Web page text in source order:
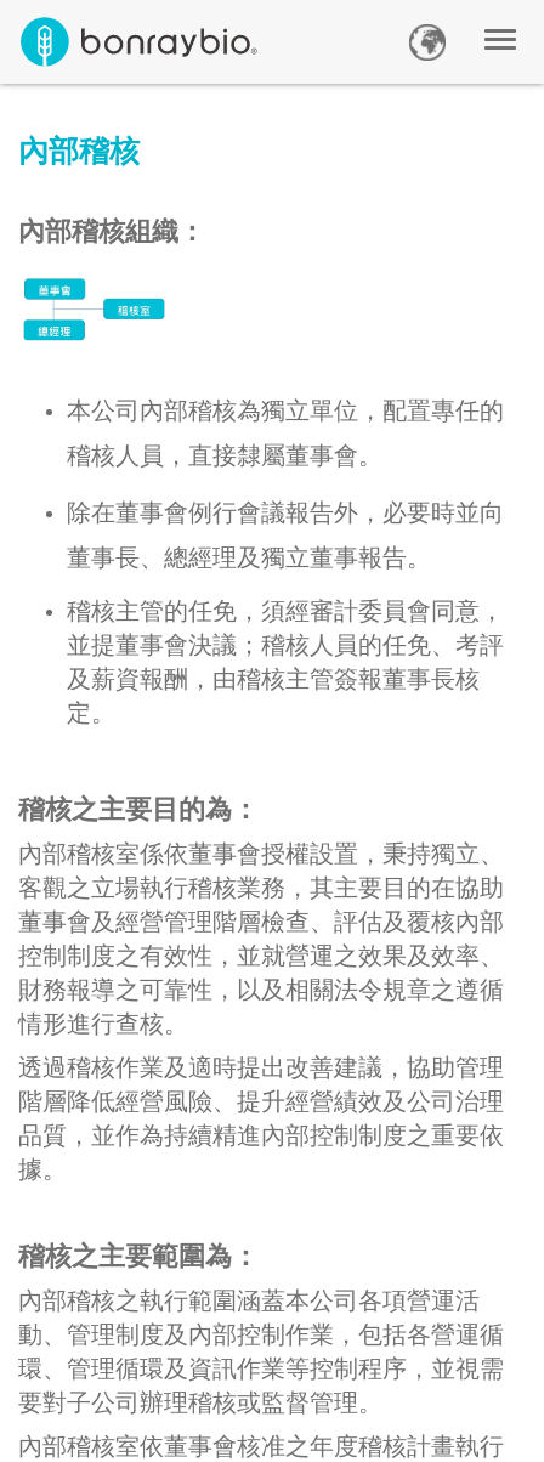
內部稽核
內部稽核組織：
本公司內部稽核為獨立單位，配置專任的
稽核人員，直接隸屬董事會。
除在董事會例行會議報告外，必要時並向
董事長、總經理及獨立董事報告。
稽核主管的任免，須經審計委員會同意，
並提董事會決議；稽核人員的任免、考評
及薪資報酬，由稽核主管簽報董事長核
定。
稽核之主要目的為：
內部稽核室係依董事會授權設置，秉持獨立、
客觀之立場執行稽核業務，其主要目的在協助
董事會及經營管理階層檢查、評估及覆核內部
控制制度之有效性，並就營運之效果及效率、
財務報導之可靠性，以及相關法令規章之遵循
情形進行查核。
透過稽核作業及適時提出改善建議，協助管理
階層降低經營風險、提升經營績效及公司治理
品質，並作為持續精進內部控制制度之重要依
據。
稽核之主要範圍為：
內部稽核之執行範圍涵蓋本公司各項營運活
動、管理制度及內部控制作業，包括各營運循
環、管理循環及資訊作業等控制程序，並視需
要對子公司辦理稽核或監督管理。
內部稽核室依董事會核准之年度稽核計畫執行